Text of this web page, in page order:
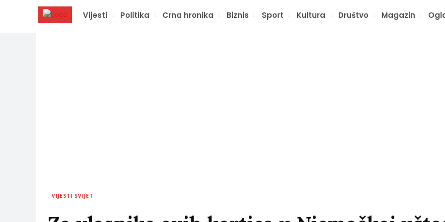
Vijesti Politika Crna hronika Biznis Sport Kultura Društvo Magazin
VIJESTI SVIJET